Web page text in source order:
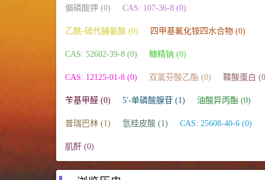
偏磷酸钾 (0) CAS: 107-36-8 (0)
乙酰-硫代脯氨酸 (0) 四甲基氟化铵四水合物 (0)
CAS: 52602-39-8 (0) 糖精钠 (0)
CAS: 12125-01-8 (0) 双氯芬酸乙酯 (0) 鞣酸蛋白
苄基甲醛 (0) 5′-单磷酸腺苷 (1) 油酸异丙酯 (0)
普瑞巴林 (1) 氫桂皮酸 (1) CAS: 25608-40-6 (0)
肌酐 (0)